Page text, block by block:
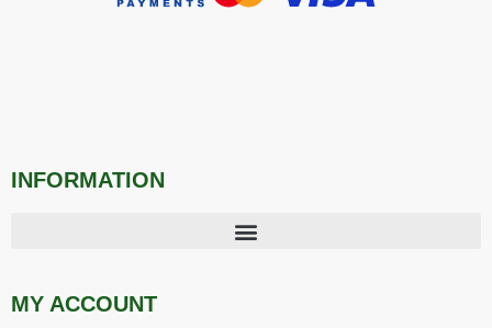
INFORMATION
MY ACCOUNT